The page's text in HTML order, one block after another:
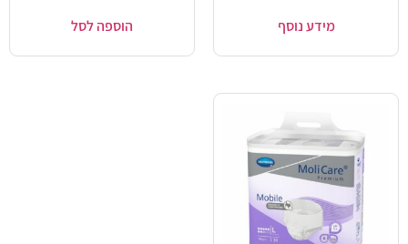
מידע נוסף הוספה לסל